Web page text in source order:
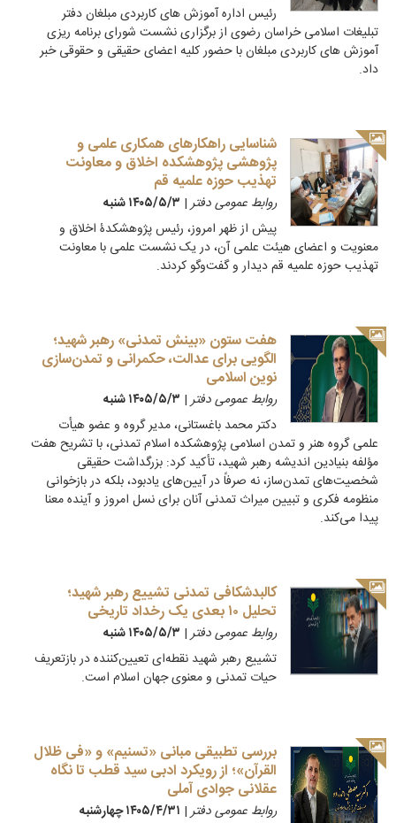
رئیس اداره آموزش های کاربردی مبلغان دفتر
تبلیغات اسلامی خراسان رضوی از برگزاری نشست شورای برنامه ریزی
آموزش های کاربردی مبلغان با حضور کلیه اعضای حقیقی و حقوقی خبر
داد.
شناسایی راهکارهای همکاری علمی و
پژوهشی پژوهشکده اخلاق و معاونت
تهذیب حوزه علمیه قم
روابط عمومی دفتر| ۱۴۰۵/۵/۳ شنبه
پیش از ظهر امروز، رئیس پژوهشکدۀ اخلاق و
معنویت و اعضای هیئت علمی آن، در یک نشست علمی با معاونت
تهذیب حوزه علمیه قم دیدار و گفت‌وگو کردند.
هفت ستون «بینش تمدنی» رهبر شهید؛
الگویی برای عدالت، حکمرانی و تمدن‌سازی
نوین اسلامی
روابط عمومی دفتر| ۱۴۰۵/۵/۳ شنبه
دکتر محمد باغستانی، مدیر گروه و عضو هیأت
علمی گروه هنر و تمدن اسلامی پژوهشکده اسلام تمدنی، با تشریح هفت
مؤلفه بنیادین اندیشه رهبر شهید، تأکید کرد: بزرگداشت حقیقی
شخصیت‌های تمدن‌ساز، نه صرفاً در آیین‌های یادبود، بلکه در بازخوانی
منظومه فکری و تبیین میراث تمدنی آنان برای نسل امروز و آینده معنا
پیدا می‌کند.
کالبدشکافی تمدنی تشییع رهبر شهید؛
تحلیل ۱۰ بعدی یک رخداد تاریخی
روابط عمومی دفتر| ۱۴۰۵/۵/۳ شنبه
تشییع رهبر شهید نقطه‌ای تعیین‌کننده در بازتعریف
حیات تمدنی و معنوی جهان اسلام است.
بررسی تطبیقی مبانی «تسنیم» و «فی ظلال
القرآن»؛ از رویکرد ادبی سید قطب تا نگاه
عقلانی جوادی آملی
روابط عمومی دفتر| ۱۴۰۵/۴/۳۱ چهارشنبه